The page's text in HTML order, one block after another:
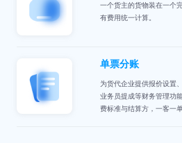
一个货主的货物装在一个
有费用统一计算。
单票分账
为货代企业提供报价设置
业务员提成等财务管理功
费标准与结算方，一客一